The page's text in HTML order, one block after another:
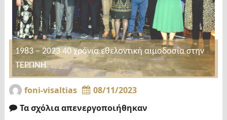
1983 – 2023 40 χρόνια εθελοντική αιμοδοσία στην
ΤΕΡΠΝΗ
foni-visaltias
08/11/2023
Τα σχόλια απενεργοποιήθηκαν